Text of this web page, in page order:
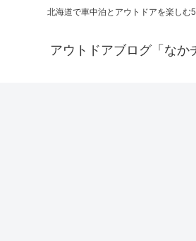
北海道で車中泊とアウトドアを楽しむ
アウトドアブログ「なか